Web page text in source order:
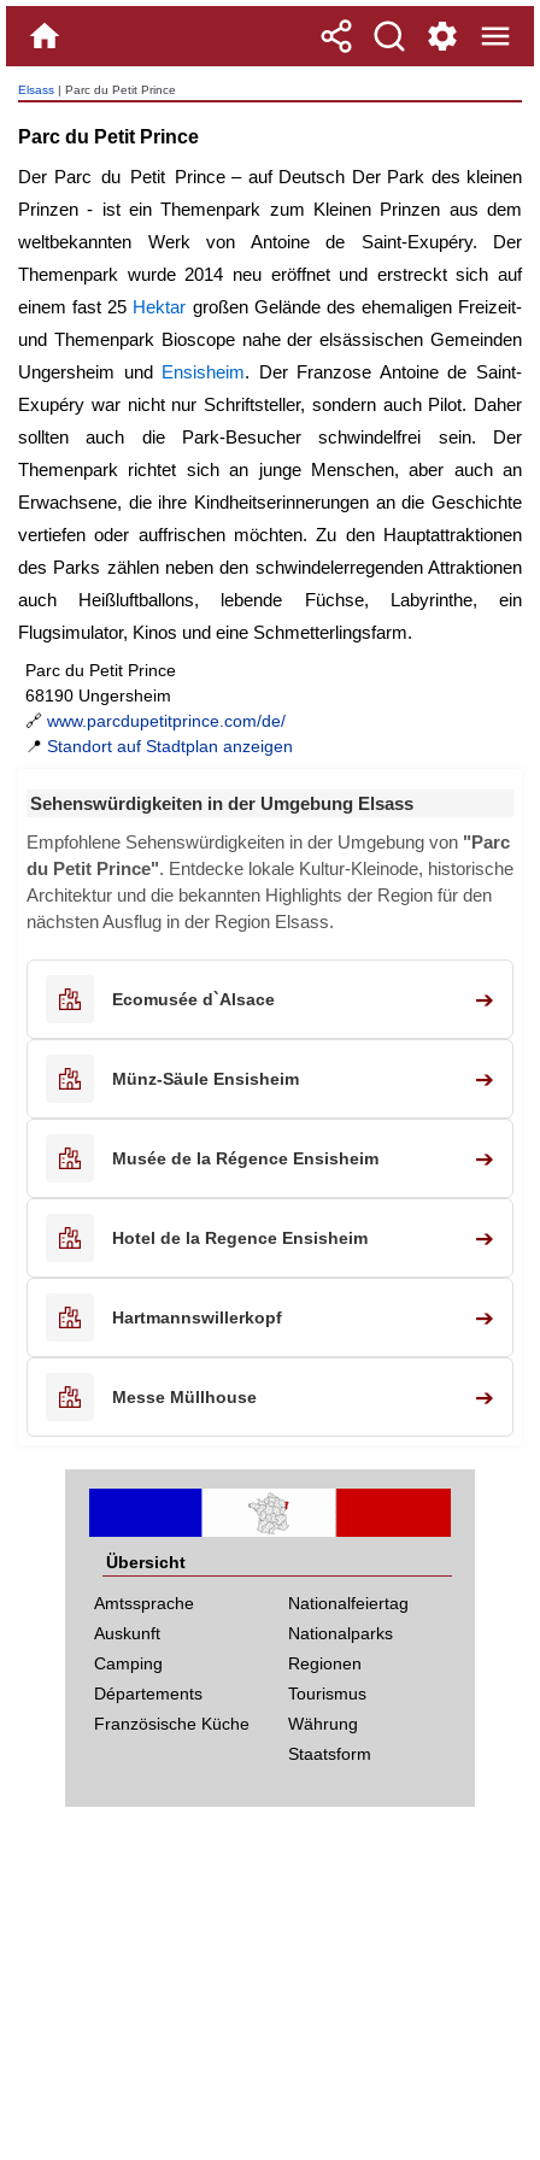
Elsass | Parc du Petit Prince
Parc du Petit Prince
Der Parc du Petit Prince– auf Deutsch Der Park des kleinen
Prinzen - ist ein Themenpark zum Kleinen Prinzen aus dem
weltbekannten Werk von Antoine de Saint-Exupéry. Der
Themenpark wurde 2014 neu eröffnet und erstreckt sich auf
einem fast 25 Hektar großen Gelände des ehemaligen Freizeit-
und Themenpark Bioscope nahe der elsässischen Gemeinden
Ungersheim und Ensisheim. Der Franzose Antoine de Saint-
Exupéry war nicht nur Schriftsteller, sondern auch Pilot. Daher
sollten auch die Park-Besucher schwindelfrei sein. Der
Themenpark richtet sich an junge Menschen, aber auch an
Erwachsene, die ihre Kindheitserinnerungen an die Geschichte
vertiefen oder auffrischen möchten. Zu den Hauptattraktionen
des Parks zählen neben den schwindelerregenden Attraktionen
auch Heißluftballons, lebende Füchse, Labyrinthe, ein
Flugsimulator, Kinos und eine Schmetterlingsfarm.
Parc du Petit Prince
68190 Ungersheim
🔗 www.parcdupetitprince.com/de/
📍 Standort auf Stadtplan anzeigen
Sehenswürdigkeiten in der Umgebung Elsass
Empfohlene Sehenswürdigkeiten in der Umgebung von "Parc
du Petit Prince". Entdecke lokale Kultur-Kleinode, historische
Architektur und die bekannten Highlights der Region für den
nächsten Ausflug in der Region Elsass.
Ecomusée d`Alsace ➔
Münz-Säule Ensisheim ➔
Musée de la Régence Ensisheim ➔
Hotel de la Regence Ensisheim ➔
Hartmannswillerkopf ➔
Messe Müllhouse ➔
Übersicht
Amtssprache
Auskunft
Camping
Départements
Französische Küche
Nationalfeiertag
Nationalparks
Regionen
Tourismus
Währung
Staatsform